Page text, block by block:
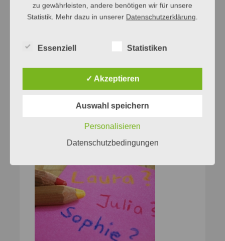
zu gewährleisten, andere benötigen wir für unsere
Statistik. Mehr dazu in unserer Datenschutzerklärung
Essenziell Statistiken
✓ Akzeptieren
Auswahl speichern
Personalisieren
Datenschutzbedingungen